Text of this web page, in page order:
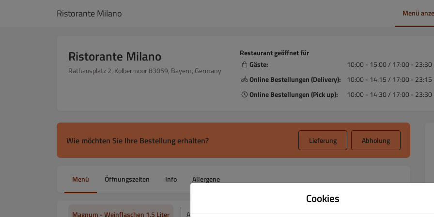
Ristorante Milano Menü
Ristorante Milano
Rathausplatz 2, Kolbermoor 83059, Bayern, Germany
Restaurant geöffnet für
Gäste:
10:00 - 15:00 / 17:00 - 23:30
Online Bestellungen (Delivery):
10:00 - 14:15 / 17:00 - 23:15
Online Bestellungen (Pick up):
10:00 - 14:30 / 17:00 - 23:30
Wie möchten Sie Ihre Bestellung erhalten? Lieferung Abholung
Menü Öffnungszeiten Info Allergene
Magnum - Weinflaschen 1,5 Liter Alles Antipasti - Vorspeisen Insalata - Salate Pasta - Nudelgerichte
Cookies